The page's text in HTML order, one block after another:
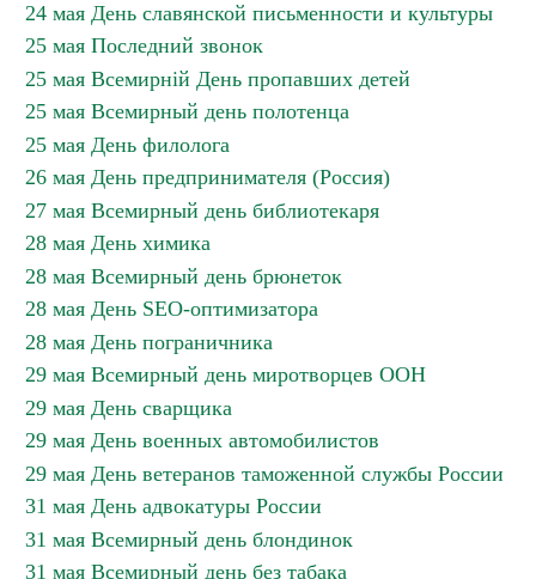
24 мая День славянской письменности и культуры
25 мая Последний звонок
25 мая Всемирній День пропавших детей
25 мая Всемирный день полотенца
25 мая День филолога
26 мая День предпринимателя (Россия)
27 мая Всемирный день библиотекаря
28 мая День химика
28 мая Всемирный день брюнеток
28 мая День SEO-оптимизатора
28 мая День пограничника
29 мая Всемирный день миротворцев ООН
29 мая День сварщика
29 мая День военных автомобилистов
29 мая День ветеранов таможенной службы России
31 мая День адвокатуры России
31 мая Всемирный день блондинок
31 мая Всемирный день без табака